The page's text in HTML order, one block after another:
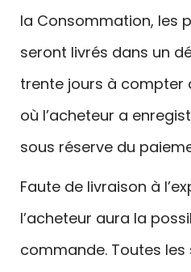
la Consommation, les
seront livrés dans un
trente jours à compter
où l’acheteur a
sous réserve du
Faute de livraison à
l’acheteur aura la
commande. Toutes